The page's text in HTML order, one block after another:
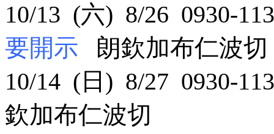
10/13 (六) 8/26 0930-
要開示 朗欽加布仁波切
10/14 (日) 8/27 0930-
欽加布仁波切